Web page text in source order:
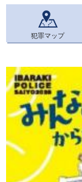
犯罪マップ